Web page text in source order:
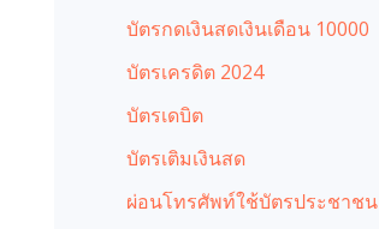
บัตรกดเงินสดเงินเดือน 10000
บัตรเครดิต 2024
บัตรเดบิต
บัตรเติมเงินสด
ผ่อนโทรศัพท์ใช้บัตรประชาชน